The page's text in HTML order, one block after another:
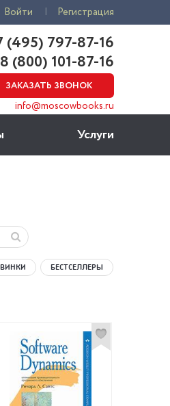
Войти Регистрация
(495) 797-87-16
8 (800) 101-87-16
ЗАКАЗАТЬ ЗВОНОК
info@moscowbooks.ru
Услуги
БЕСТСЕЛЛЕРЫ